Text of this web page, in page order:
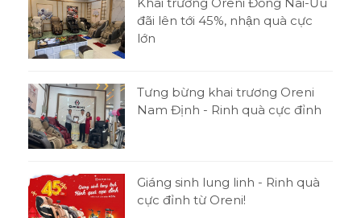
Khai trương Oreni Đồng Nai-Ưu
đãi lên tới 45%, nhận quà cực
lớn
Tưng bừng khai trương Oreni
Nam Định - Rinh quà cực đỉnh
Giáng sinh lung linh - Rinh quà
cực đỉnh từ Oreni!